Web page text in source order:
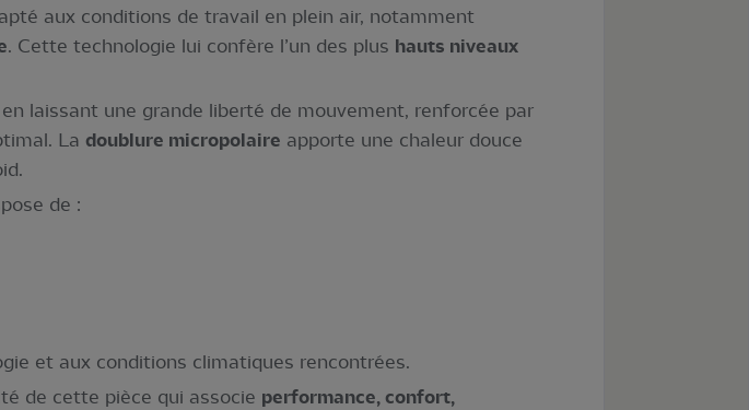
aux conditions de travail en plein air, notamment
. Cette technologie lui confère l’un des plus hauts niveaux
laissant une grande liberté de mouvement, renforcée par
La doublure micropolaire apporte une chaleur douce
de :
et aux conditions climatiques rencontrées.
de cette pièce qui associe performance, confort,